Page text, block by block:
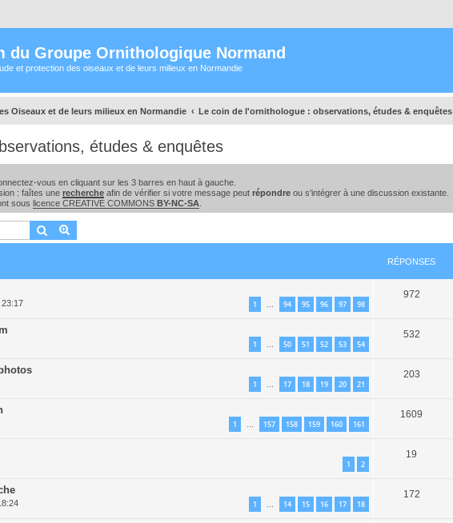
du Groupe Ornithologique Normand
et protection des oiseaux et de leurs milieux en Normandie
Oiseaux et de leurs milieux en Normandie Le coin de l'ornithologue : observations, études & enquêtes
études & enquêtes
vous en cliquant sur les 3 barres en haut à gauche.
: faîtes une recherche afin de vérifier si votre message peut répondre ou s'intégrer à une discussion existante.
sous licence CREATIVE COMMONS BY-NC-SA
Rechercher
RÉPONSES
23:17 1 … 94 95 96 97 98
972
1 … 50 51 52 53 54
532
1 … 17 18 19 20 21
203
1 … 157 158 159 160 161
1609
1 2
19
1 … 14 15 16 17 18
172